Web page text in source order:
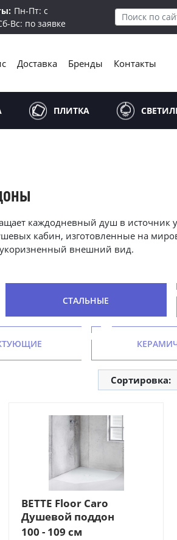
Пн-Пт: с
Вс: по заявке
Доставка Бренды Контакты
ПЛИТКА
каждодневный душ в источник
кабин, изготовленные на
внешний вид.
СТАЛЬНЫЕ
Сортировка:
BETTE Floor Caro
Душевой поддон
100х100 см,
100 - 109 см